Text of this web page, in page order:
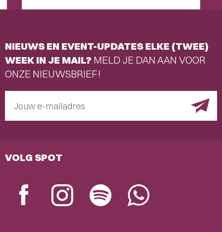
NIEUWS EN EVENT-UPDATES ELKE (TWEE)
WEEK IN JE MAIL? MELD JE DAN AAN VOOR
ONZE NIEUWSBRIEF!
Jouw e-mailadres
VOLG SPOT